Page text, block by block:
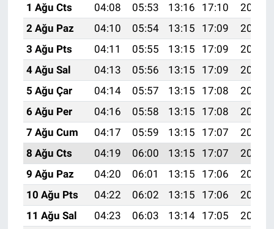
1 Ağu Cts
04:08 05:53 13:16 17:10
20:28
2 Ağu Paz
04:10 05:54 13:15 17:09
20:27
3 Ağu Pts
04:11 05:55 13:15 17:09
20:26
4 Ağu Sal
04:13 05:56 13:15 17:09
20:25
5 Ağu Çar
04:14 05:57 13:15 17:08
20:24
6 Ağu Per
04:16 05:58 13:15 17:08
20:23
7 Ağu Cum
04:17 05:59 13:15 17:07
20:21
8 Ağu Cts
04:19 06:00 13:15 17:07
20:20
9 Ağu Paz
04:20 06:01 13:15 17:06
20:19
10 Ağu Pts
04:22 06:02 13:15 17:06
20:18
11 Ağu Sal
04:23 06:03 13:14 17:05
20:16